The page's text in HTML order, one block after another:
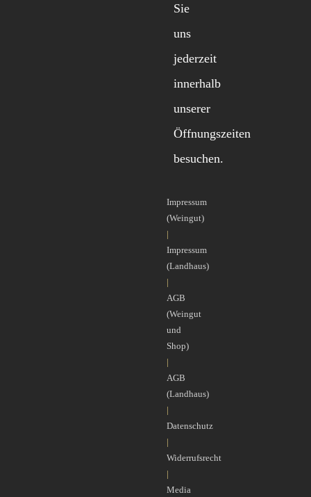
Sie
uns
jederzeit
innerhalb
unserer
Öffnungszeiten
besuchen.
Impressum
(Weingut)
|
Impressum
(Landhaus)
|
AGB
(Weingut
und
Shop)
|
AGB
(Landhaus)
|
Datenschutz
|
Widerrufsrecht
|
Media